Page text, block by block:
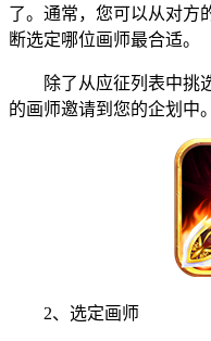
了。通常，您可以从对方
断选定哪位画师最合适。
除了从应征列表中挑选
的画师邀请到您的企划中。
2、选定画师